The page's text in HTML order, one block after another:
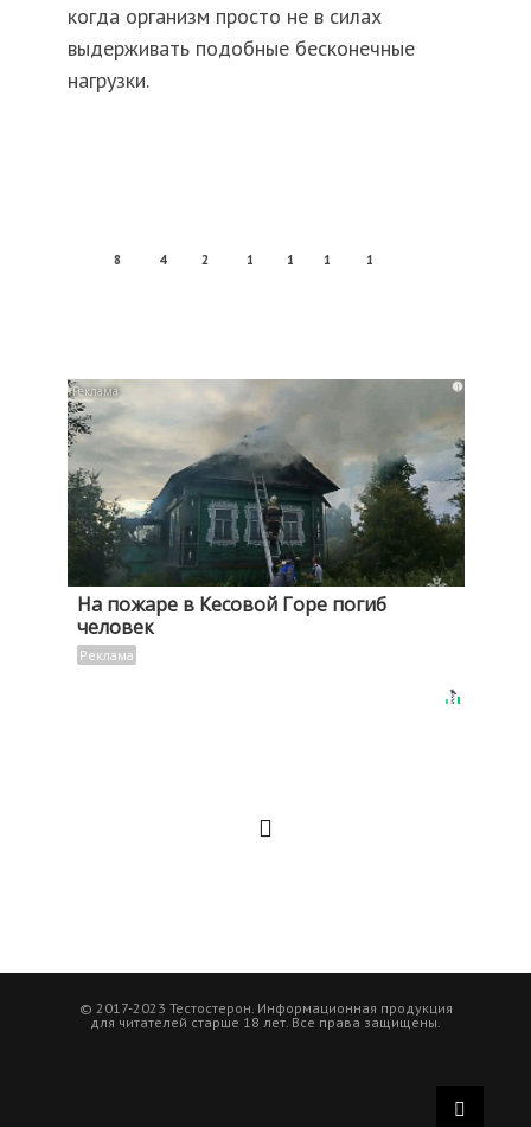
когда организм просто не в силах
выдерживать подобные бесконечные
нагрузки.
8 4 2 1 1 1 1
i
На пожаре в Кесовой Горе погиб
человек
© 2017-2023 Тестостерон. Информационная продукция
для читателей старше 18 лет. Все права защищены.